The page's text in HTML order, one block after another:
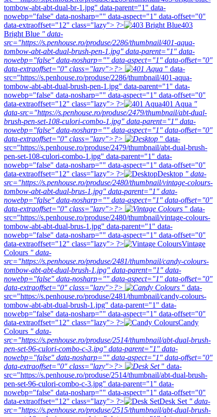
tombow-abt-abt-dual-br-1.jpg" data-parent="1" data-
nowebp="false" data-nosharp="" data-aspect="1" data-offset="0"
data-extraoffset="12" class="lazy"> ?>
403
Bright Blue " data-
src="https://s.penhouse.ro/produse/2286/thumbnail/401-aqua-
tombow-abt-abt-dual-brush-pen-1.jpg" data-parent="1" data-
nowebp="false" data-nosharp="" data-aspect="1" data-offset="0"
data-extraoffset="0" class="lazy">?>
" data-
src="https://s.penhouse.ro/produse/2286/thumbnail/401-aqua-
tombow-abt-abt-dual-brush-pen-1.jpg" data-parent="1" data-
nowebp="false" data-nosharp="" data-aspect="1" data-offset="0"
data-extraoffset="12" class="lazy"> ?>
401 Aqua "
data-src="https://s.penhouse.ro/produse/2479/thumbnail/abt-dual-
brush-pen-set-108-culori-combo-1.jpg" data-parent="1" data-
nowebp="false" data-nosharp="" data-aspect="1" data-offset="0"
data-extraoffset="0" class="lazy">?>
" data-
src="https://s.penhouse.ro/produse/2479/thumbnail/abt-dual-brush-
pen-set-108-culori-combo-1.jpg" data-parent="1" data-
nowebp="false" data-nosharp="" data-aspect="1" data-offset="0"
data-extraoffset="12" class="lazy"> ?>
Desktop " data-
src="https://s.penhouse.ro/produse/2480/thumbnail/vintage-colours-
tombow-abt-abt-dual-brus-1.jpg" data-parent="1" data-
nowebp="false" data-nosharp="" data-aspect="1" data-offset="0"
data-extraoffset="0" class="lazy">?>
" data-
src="https://s.penhouse.ro/produse/2480/thumbnail/vintage-colours-
tombow-abt-abt-dual-brus-1.jpg" data-parent="1" data-
nowebp="false" data-nosharp="" data-aspect="1" data-offset="0"
data-extraoffset="12" class="lazy"> ?>
Vintage
Colours " data-
src="https://s.penhouse.ro/produse/2481/thumbnail/candy-colours-
tombow-abt-abt-dual-brush-1.jpg" data-parent="1" data-
nowebp="false" data-nosharp="" data-aspect="1" data-offset="0"
data-extraoffset="0" class="lazy">?>
" data-
src="https://s.penhouse.ro/produse/2481/thumbnail/candy-colours-
tombow-abt-abt-dual-brush-1.jpg" data-parent="1" data-
nowebp="false" data-nosharp="" data-aspect="1" data-offset="0"
data-extraoffset="12" class="lazy"> ?>
Candy
Colours " data-
src="https://s.penhouse.ro/produse/2514/thumbnail/abt-dual-brush-
pen-set-96-culori-combo-c-3.jpg" data-parent="1" data-
nowebp="false" data-nosharp="" data-aspect="1" data-offset="0"
data-extraoffset="0" class="lazy">?>
" data-
src="https://s.penhouse.ro/produse/2514/thumbnail/abt-dual-brush-
pen-set-96-culori-combo-c-3.jpg" data-parent="1" data-
nowebp="false" data-nosharp="" data-aspect="1" data-offset="0"
data-extraoffset="12" class="lazy"> ?>
Desk Set " data-
src="https://s.penhouse.ro/produse/2515/thumbnail/abt-dual-brush-